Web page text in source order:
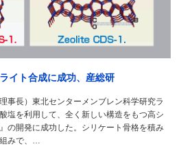
イト合成に成功、産総研
事長）東北センターメンブレン科学研究ラ
塩を利用して、全く新しい構造をもつ高シ
の開発に成功した。シリケート骨格を積み
みで、…